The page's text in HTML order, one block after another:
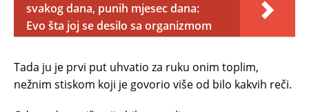
svakog dana, punih mjesec dana:
Evo šta joj se desilo sa organizmom
Tada ju je prvi put uhvatio za ruku onim toplim,
nežnim stiskom koji je govorio više od bilo kakvih reči.